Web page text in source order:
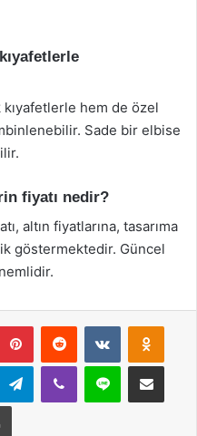
hem de özel
Sade bir elbise
fiyatı nedir?
altın fiyatlarına, tasarıma
göstermektedir. Güncel
PinterestReddit VKontakte
TelegramViber Line E-Posta ile
Yazdır